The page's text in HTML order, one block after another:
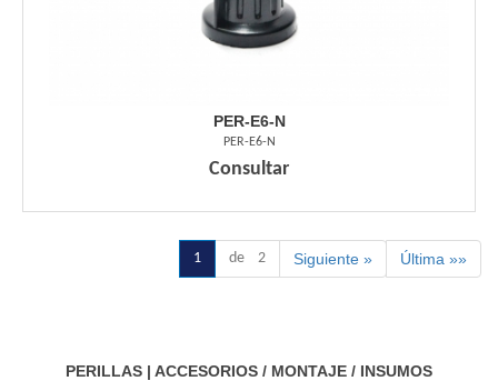
PER-E6-N
PER-E6-N
Consultar
1 de 2 Siguiente » Última »»
PERILLAS | ACCESORIOS / MONTAJE / INSUMOS